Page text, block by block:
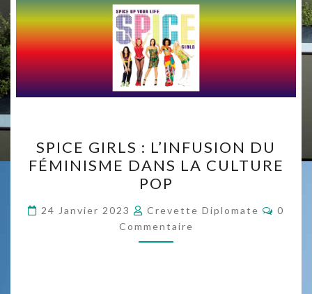
GIRLS
:
L’INFUSION
DU
FÉMINISME
DANS
SPICE GIRLS : L’INFUSION DU
FÉMINISME DANS LA CULTURE
POP
24 Janvier 2023 Crevette Diplomate
0
Commentaire